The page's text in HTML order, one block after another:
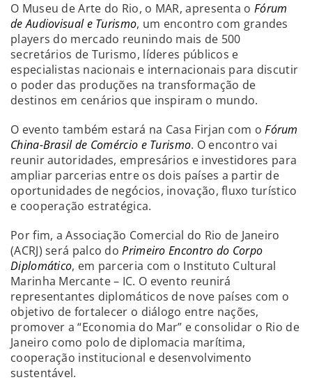
O Museu de Arte do Rio, o MAR, apresenta o Fórum
de Audiovisual e Turismo, um encontro com grandes
players do mercado reunindo mais de 500
secretários de Turismo, líderes públicos e
especialistas nacionais e internacionais para discutir
o poder das produções na transformação de
destinos em cenários que inspiram o mundo.
O evento também estará na Casa Firjan com oFórum
China-Brasil de Comércio e Turismo. O encontro vai
reunir autoridades, empresários e investidores para
ampliar parcerias entre os dois países a partir de
oportunidades de negócios, inovação, fluxo turístico
e cooperação estratégica.
Por fim, a Associação Comercial do Rio de Janeiro
(ACRJ) será palco doPrimeiro Encontro do Corpo
Diplomático, em parceria com o Instituto Cultural
Marinha Mercante – IC. O evento reunirá
representantes diplomáticos de nove países com o
objetivo de fortalecer o diálogo entre nações,
promover a “Economia do Mar” e consolidar o Rio de
Janeiro como polo de diplomacia marítima,
cooperação institucional e desenvolvimento
sustentável.